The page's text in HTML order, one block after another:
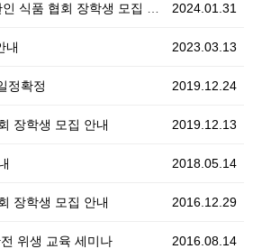
2024.01.31
식품 협회 장학생 모집 공…
2023.03.13
내
2019.12.24
정확정
2019.12.13
장학생 모집 안내
2018.05.14
2016.12.29
장학생 모집 안내
2016.08.14
위생 교육 세미나